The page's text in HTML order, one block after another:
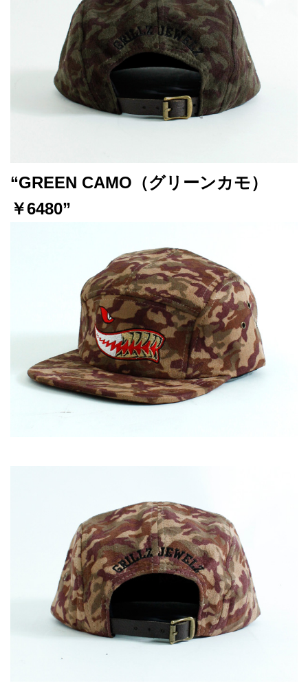
“GREEN CAMO（グリーンカモ）
￥6480”